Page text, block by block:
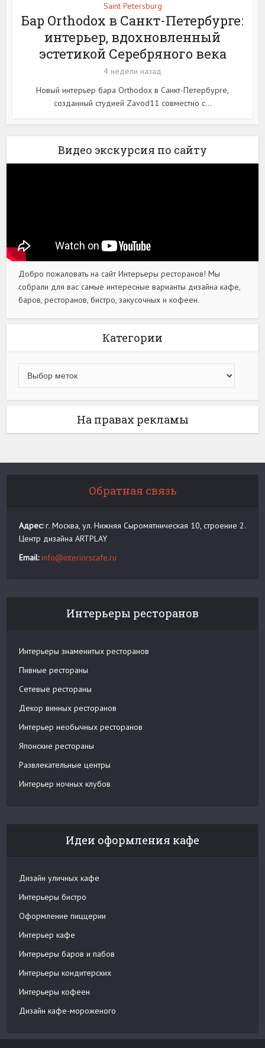
Saint Petersburg
Бар Orthodox в Санкт-Петербурге:
интерьер, вдохновленный
эстетикой Серебряного века
4 недели назад
Новый интерьер бара Orthodox в Санкт-Петербурге,
созданный студией Zavod11 совместно с...
Видео экскурсия по сайту
Добро пожаловать на сайт Интерьеры ресторанов! Мы
собрали для вас самые интересные варианты дизайна кафе,
баров, ресторанов, бистро, закусочных и кофеен.
Категории
На правах рекламы
Обратная связь
Адрес:г. Москва, ул. Нижняя Сыромятническая 10, строение 2.
Центр дизайна ARTPLAY
Email: info@interiorscafe.ru
Интерьеры ресторанов
Интерьеры знаменитых ресторанов
Пивные рестораны
Сетевые рестораны
Декор винных ресторанов
Интерьер необычных ресторанов
Японские рестораны
Развлекательные центры
Интерьер ночных клубов
Идеи оформления кафе
Дизайн уличных кафе
Интерьеры бистро
Оформление пиццерии
Интерьер кафе
Интерьеры баров и пабов
Интерьеры кондитерских
Интерьеры кофеен
Дизайн кафе-мороженого